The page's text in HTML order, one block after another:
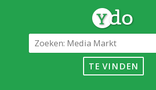
TE VINDEN